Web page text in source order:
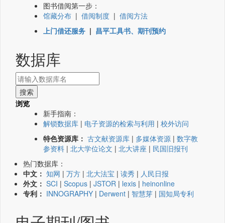
图书借阅第一步：
馆藏分布 | 借阅制度 | 借阅方法
上门借还服务 | 昌平工具书、期刊预约
数据库
浏览
新手指南：
解锁数据库 | 电子资源的检索与利用 | 校外访问
特色资源库： 古文献资源库 | 多媒体资源 | 数字教
参资料 | 北大学位论文 | 北大讲座 | 民国旧报刊
热门数据库：
中文： 知网 | 万方 | 北大法宝 | 读秀 | 人民日报
外文： SCI | Scopus | JSTOR | lexis | heinonline
专利： INNOGRAPHY | Derwent | 智慧芽 | 国知局专利